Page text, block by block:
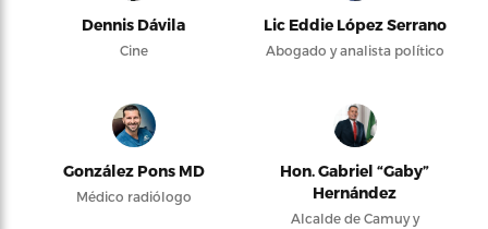
Dennis Dávila
Cine
Lic Eddie López Serrano
Abogado y analista político
González Pons MD
Médico radiólogo
Hon. Gabriel “Gaby”
Hernández
Alcalde de Camuy y